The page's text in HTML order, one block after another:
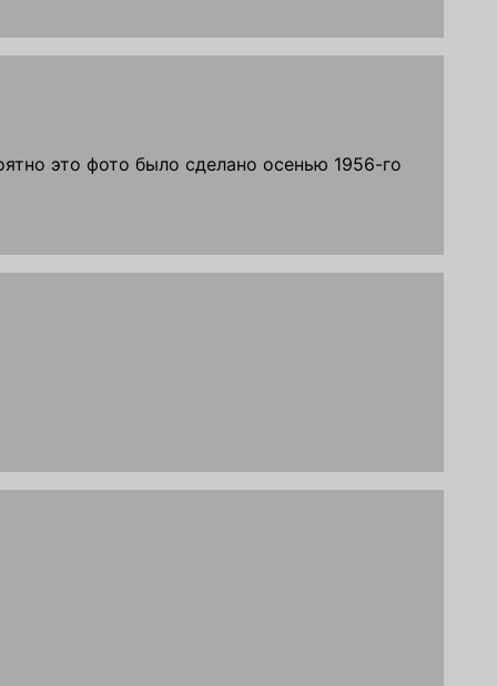
это фото было сделано осенью 1956-го